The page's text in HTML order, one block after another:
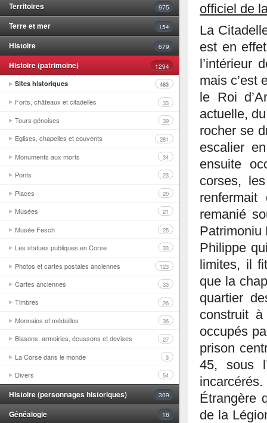
Territoires 975
Terre et mer 154
Histoire 679
Histoire (patrimoine)
1294
Sites historiques
483
Forts, châteaux et citadelles 33
Tours génoises 39
Eglises, chapelles et couvents 281
Monuments aux morts 34
Ponts 23
Places 20
Musées 21
Musée Fesch 25
Les statues publiques en Corse 33
Photos et cartes postales anciennes 123
Cartes anciennes 33
Timbres 26
Monnaies et médailles 36
Blasons, armoiries, écussons et devises 27
La Corse dans le monde 3
Divers 54
Histoire (personnages historiques) 309
Généalogie 18
officiel de
La
est en
l’intérieur
mais c’est
le Roi
actuelle,
rocher se
escalier
ensuite
corses,
renfermait
remanié
Patrimoniu
Philippe
limites, il
que la
quartier
construit
occupés
prison
45, sous
Étrangère
de la